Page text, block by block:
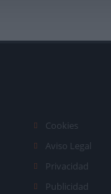
Cookies
Aviso Legal
Privacidad
Publicidad